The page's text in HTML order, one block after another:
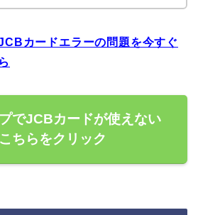
カードエラーの問題を今すぐ
でJCBカードが使えない
ちらをクリック